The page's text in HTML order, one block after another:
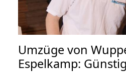
Umzüge von
Espelkamp: